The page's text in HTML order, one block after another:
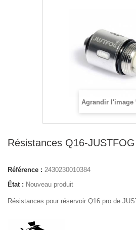
Agrandir l'image
Résistances Q16-JUSTFOG
Référence : 2430230010384
État : Nouveau produit
Résistances pour réservoir Q16 pro de